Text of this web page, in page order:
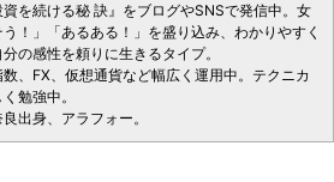
資を続ける秘 訣』をブログやSNSで発信中。女
！」「あるある！」を盛り込み、わかりやすく
の感性を頼りに生きるタイプ。
、FX、仮想通貨など幅広く運用中。テクニカ
勉強中。
出身、アラフォー。